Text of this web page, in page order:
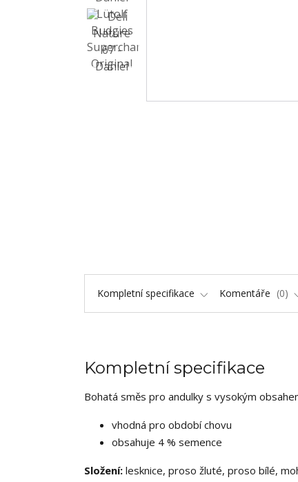
Kompletní specifikace Komentáře 0
Kompletní specifikace
Bohatá směs pro andulky s vysokým
vhodná pro období chovu
obsahuje 4 % semence
Složení: lesknice, proso žluté, proso bílé,